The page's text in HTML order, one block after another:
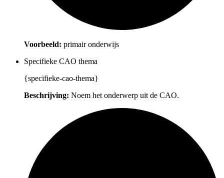
Voorbeeld: primair onderwijs
Specifieke CAO thema
{specifieke-cao-thema}
Beschrijving: Noem het onderwerp uit de CAO.